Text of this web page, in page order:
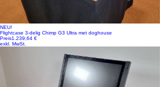
NEU!
Flightcase 3-delig Chimp G3 Ultra met doghouse
Preis1.239,64 €
exkl. MwSt.